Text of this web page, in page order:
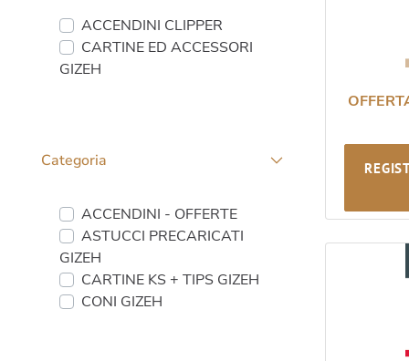
Sfaccettature personalizzate
ACCENDINI CLIPPER
CARTINE ED ACCESSORI
GIZEH
Categoria
Sfaccettature personalizzate
ACCENDINI - OFFERTE
ASTUCCI PRECARICATI
GIZEH
CARTINE KS + TIPS GIZEH
CONI GIZEH